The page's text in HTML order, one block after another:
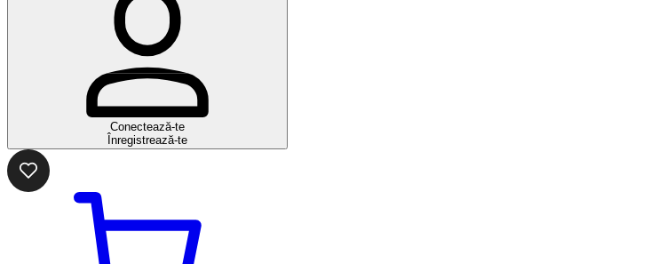
Conectează-te
Înregistrează-te